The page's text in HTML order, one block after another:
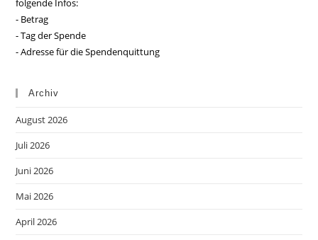
folgende Infos:
- Betrag
- Tag der Spende
- Adresse für die Spendenquittung
Archiv
August 2026
Juli 2026
Juni 2026
Mai 2026
April 2026